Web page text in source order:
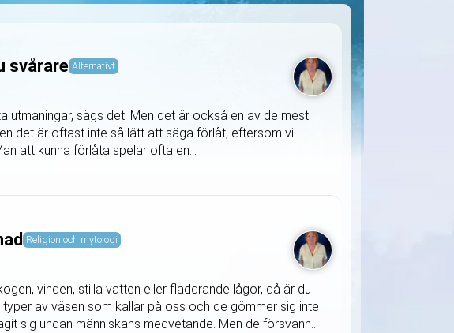
svårare Alternativt
utmaningar, sägs det. Men det är också en av de mest
det är oftast inte så lätt att säga förlåt, eftersom vi
att kunna förlåta spelar ofta en...
Religion och mytologi
vinden, stilla vatten eller fladdrande lågor, då är du
av väsen som kallar på oss och de gömmer sig inte
sig undan människans medvetande. Men de försvann...